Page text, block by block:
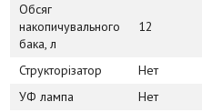
Обсяг
накопичувального
бака, л
12
Структорізатор
Нет
УФ лампа
Нет